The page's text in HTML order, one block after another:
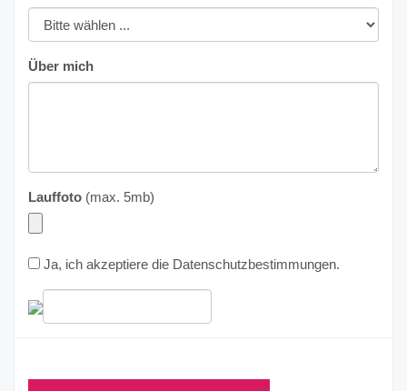
Über mich
Lauffoto (max. 5mb)
Ja, ich akzeptiere die Datenschutzbestimmungen.